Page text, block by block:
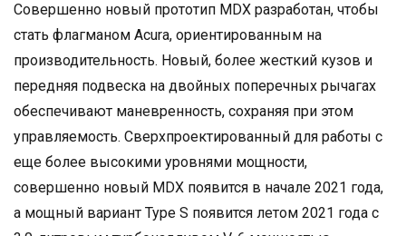
Совершенно новый прототип MDX разработан, чтобы
стать флагманом Acura, ориентированным на
производительность. Новый, более жесткий кузов и
передняя подвеска на двойных поперечных рычагах
обеспечивают маневренность, сохраняя при этом
управляемость. Сверхпроектированный для работы с
еще более высокими уровнями мощности,
совершенно новый MDX появится в начале 2021 года,
а мощный вариант Type S появится летом 2021 года с